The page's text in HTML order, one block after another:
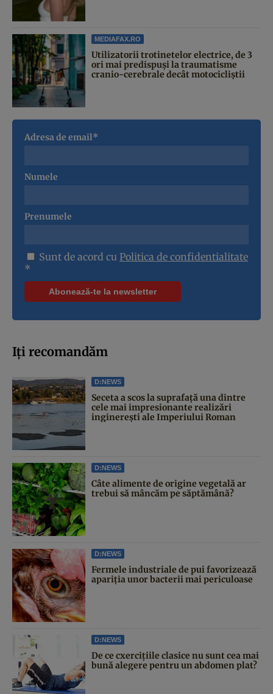
MEDIAFAX.RO
Utilizatorii trotinetelor electrice, de 3
ori mai predispuși la traumatisme
cranio-cerebrale decât motocicliștii
Adresa de email*
Numele
Prenumele
Sunt de acord cu Politica de confidentialitate
*
Iți recomandăm
D:NEWS
Seceta a scos la suprafață una dintre
cele mai impresionante realizări
inginerești ale Imperiului Roman
D:NEWS
Câte alimente de origine vegetală ar
trebui să mâncăm pe săptămână?
D:NEWS
Fermele industriale de pui favorizează
apariția unor bacterii mai periculoase
D:NEWS
De ce cxercițiile clasice nu sunt cea mai
bună alegere pentru un abdomen plat?